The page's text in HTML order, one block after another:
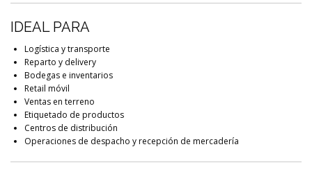
IDEAL PARA
Logística y transporte
Reparto y delivery
Bodegas e inventarios
Retail móvil
Ventas en terreno
Etiquetado de productos
Centros de distribución
Operaciones de despacho y recepción de mercadería